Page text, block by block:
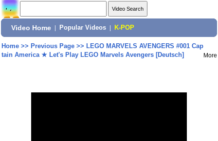
Video Home Popular Videos K-POP
Home>> Previous Page>> LEGO MARVELS AVENGERS #001 Cap
tain America ★ Let's Play LEGO Marvels Avengers [Deutsch]
More